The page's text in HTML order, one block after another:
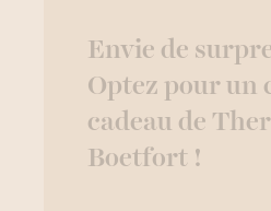
Envie de
Optez pour un
cadeau de
Boetfort !